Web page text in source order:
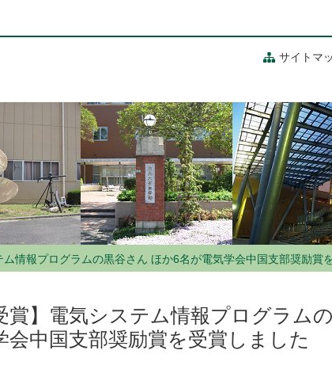
サイトマ
ム情報プログラムの黒谷さん ほか6名が電気学会中国支部奨励賞
賞】電気システム情報プログラム
会中国支部奨励賞を受賞しました